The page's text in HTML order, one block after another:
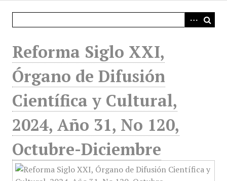
Reforma Siglo XXI,
Órgano de Difusión
Científica y Cultural,
2024, Año 31, No 120,
Octubre-Diciembre